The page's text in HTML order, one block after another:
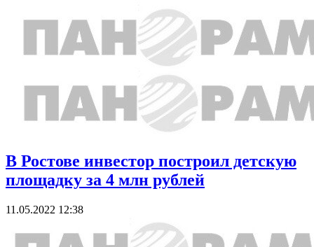
В Ростове инвестор построил детскую
площадку за 4 млн рублей
11.05.2022 12:38